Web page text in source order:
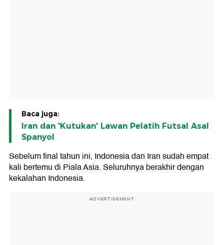
Baca juga:
Iran dan 'Kutukan' Lawan Pelatih Futsal Asal
Spanyol
Sebelum final tahun ini, Indonesia dan Iran sudah empat
kali bertemu di Piala Asia. Seluruhnya berakhir dengan
kekalahan Indonesia.
ADVERTISEMENT